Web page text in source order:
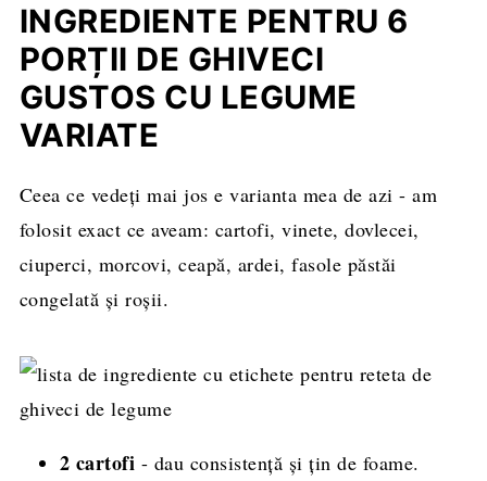
INGREDIENTE PENTRU 6
PORȚII DE GHIVECI
GUSTOS CU LEGUME
VARIATE
Ceea ce vedeți mai jos e varianta mea de azi - am
folosit exact ce aveam: cartofi, vinete, dovlecei,
ciuperci, morcovi, ceapă, ardei, fasole păstăi
congelată și roșii.
2 cartofi - dau consistență și țin de foame.